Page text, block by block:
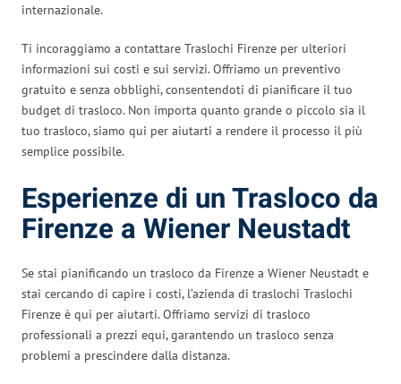
internazionale.
Ti incoraggiamo a contattare Traslochi Firenze per ulteriori
informazioni sui costi e sui servizi. Offriamo un preventivo
gratuito e senza obblighi, consentendoti di pianificare il tuo
budget di trasloco. Non importa quanto grande o piccolo sia il
tuo trasloco, siamo qui per aiutarti a rendere il processo il più
semplice possibile.
Esperienze di un Trasloco da
Firenze a Wiener Neustadt
Se stai pianificando un trasloco da Firenze a Wiener Neustadt e
stai cercando di capire i costi, l’azienda di traslochi Traslochi
Firenze è qui per aiutarti. Offriamo servizi di trasloco
professionali a prezzi equi, garantendo un trasloco senza
problemi a prescindere dalla distanza.